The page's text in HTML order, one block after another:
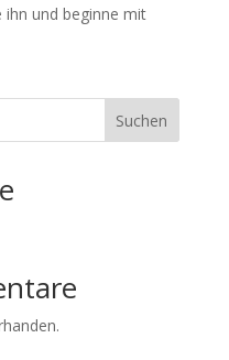
und beginne mit
Suchen